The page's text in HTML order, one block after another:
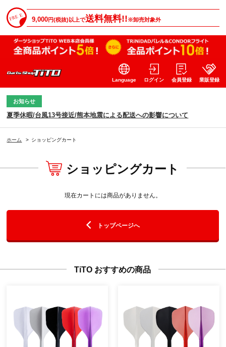
9,000円(税抜)以上で送料無料!!※卸売対象外
Language ログイン 会員登録 業販登録
お知らせ
夏季休暇/台風13号接近/熊本地震による配送への影響について
ホーム > ショッピングカート
ショッピングカート
現在カートには商品がありません。
トップページへ
TiTO おすすめの商品